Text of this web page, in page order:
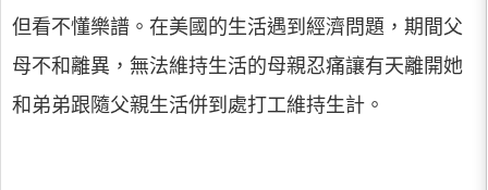
但看不懂樂譜。在美國的生活遇到經濟問題，期間父
母不和離異，無法維持生活的母親忍痛讓有天離開她
和弟弟跟隨父親生活併到處打工維持生計。